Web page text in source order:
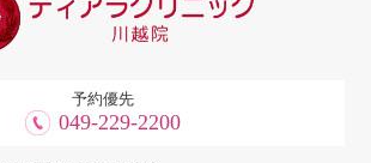
予約優先
049-229-2200